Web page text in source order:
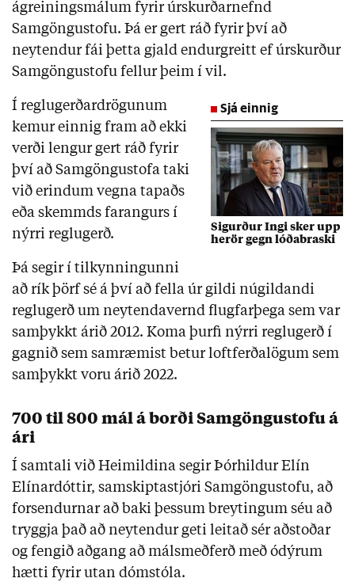
ágreiningsmálum fyrir úrskurðarnefnd
Samgöngustofu. Þá er gert ráð fyrir því að
neytendur fái þetta gjald endurgreitt ef úrskurður
Samgöngustofu fellur þeim í vil.
Sjá einnig
Sigurður Ingi sker upp
herör gegn lóðabraski
Í reglugerðardrögunum
kemur einnig fram að ekki
verði lengur gert ráð fyrir
því að Samgöngustofa taki
við erindum vegna tapaðs
eða skemmds farangurs í
nýrri reglugerð.
Þá segir í tilkynningunni
að rík þörf sé á því að fella úr gildi núgildandi
reglugerð um neytendavernd flugfarþega sem var
samþykkt árið 2012. Koma þurfi nýrri reglugerð í
gagnið sem samræmist betur loftferðalögum sem
samþykkt voru árið 2022.
700 til 800 mál á borði Samgöngustofu á
ári
Í samtali við Heimildina segir Þórhildur Elín
Elínardóttir, samskiptastjóri Samgöngustofu, að
forsendurnar að baki þessum breytingum séu að
tryggja það að neytendur geti leitað sér aðstoðar
og fengið aðgang að málsmeðferð með ódýrum
hætti fyrir utan dómstóla.